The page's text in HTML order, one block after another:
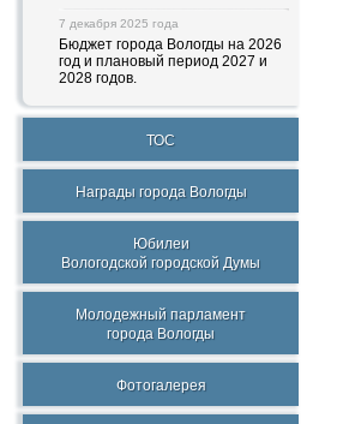
7 декабря 2025 года
Бюджет города Вологды на 2026
год и плановый период 2027 и
2028 годов.
ТОС
Награды города Вологды
Юбилеи
Вологодской городской Думы
Молодежный парламент
города Вологды
Фотогалерея